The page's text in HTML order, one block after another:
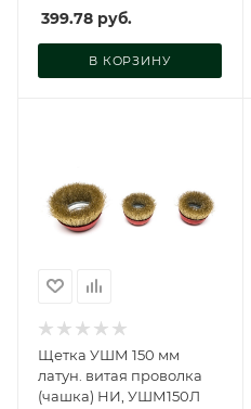
399.78 руб.
В КОРЗИНУ
Щетка УШМ 150 мм
латун. витая проволка
(чашка) НИ, УШМ150Л